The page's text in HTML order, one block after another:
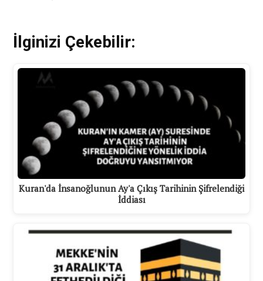
İlginizi Çekebilir:
Kuran'da İnsanoğlunun Ay'a Çıkış Tarihinin Şifrelendiği
İddiası